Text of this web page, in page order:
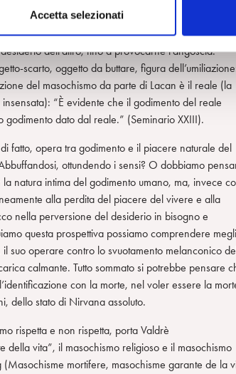
Accetta selezionati
con la morte, forse, più precisamente eccesso di
relazione: il masochista esiste solo nel suo
dell’altro, fino a provocarne l’angoscia.
scarto, oggetto da buttare, figura
del masochismo da parte di Lacan è il reale (la
“È evidente che il godimento del reale
godimento dato dal reale.” (Seminario XXIII).
fatto, opera tra godimento e il piacere naturale del
ottundendo i sensi? O dobbiamo
natura intima del godimento umano, ma, invece
alla perdita del piacere del vivere e alla
nella perversione del desiderio in bisogno e
questa prospettiva possiamo comprendere
suo operare contro lo svuotamento melanconico
calmante. Tutto sommato si potrebbe pensare
con la morte, nel voler essere la
dello stato di Nirvana assoluto.
rispetta e non rispetta, porta Valdrè
della vita”, il masochismo religioso e il masochismo
mortifere, masochisme garante de la